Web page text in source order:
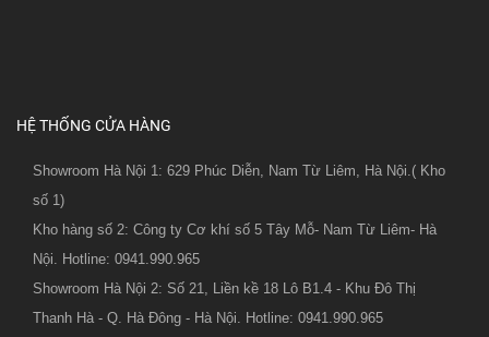
HỆ THỐNG CỬA HÀNG
Showroom Hà Nội 1: 629 Phúc Diễn, Nam Từ Liêm, Hà Nội.( Kho
số 1)
Kho hàng số 2: Công ty Cơ khí số 5 Tây Mỗ- Nam Từ Liêm- Hà
Nội. Hotline: 0941.990.965
Showroom Hà Nội 2: Số 21, Liền kề 18 Lô B1.4 - Khu Đô Thị
Thanh Hà - Q. Hà Đông - Hà Nội. Hotline: 0941.990.965